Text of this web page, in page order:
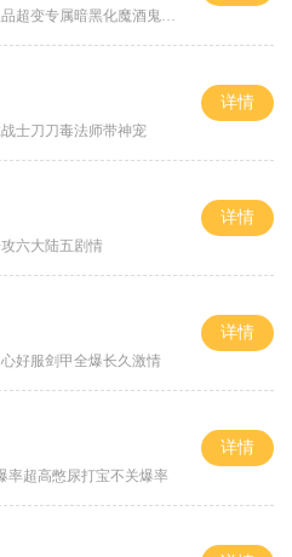
变专属暗黑化魔酒鬼微变合击火
士刀刀毒法师带神宠
详情
六大陆五剧情
详情
好服剑甲全爆长久激情
详情
率超高憋尿打宝不关爆率
详情